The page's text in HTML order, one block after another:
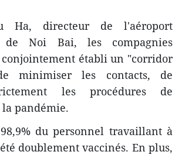
Ha, directeur de l'aéroport
de Noi Bai, les compagnies
établi un "corridor
minimiser les contacts, de
les procédures de
pandémie.
du personnel travaillant à
doublement vaccinés. En plus,